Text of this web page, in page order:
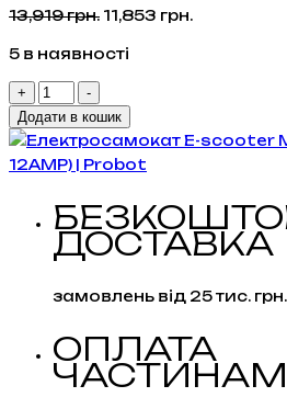
13,919грн. Оригінальна
13,919 грн..
11,853 грн.Поточна
5 в наявності
+
Електросамокат
E-
scooter
M
(250W
36V
12AMP)
-
Додати в кошик
ДОСТАВКА
замовлень від 25 тис. грн.
ОПЛАТА